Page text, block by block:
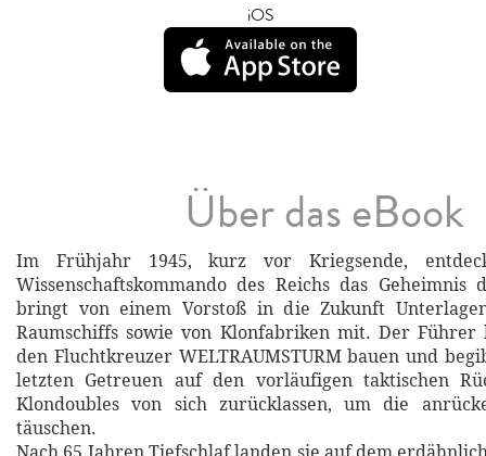
iOS
Über das eBook
Im Frühjahr 1945, kurz vor Kriegsende,
Wissenschaftskommando des Reichs das Geheimnis
bringt von einem Vorstoß in die Zukunft
Raumschiffs sowie von Klonfabriken mit. Der
den Fluchtkreuzer WELTRAUMSTURM bauen und
letzten Getreuen auf den vorläufigen taktischen
Klondoubles von sich zurücklassen, um die
täuschen.